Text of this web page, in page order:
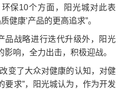
保10个方面，阳光城对此表
健康’产品的更高追求”。
战略进行迭代升级外，阳光
响，全力出击，积极迎战。
了大众对健康的认知，对健
要求”，阳光城认为，作为开发